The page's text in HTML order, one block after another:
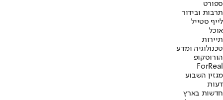
ספורט
תרבות ובידור
לייף סטייל
אוכל
תיירות
טכנולוגיה ומדע
הורוסקופ
ForReal
מגזין השבוע
דעות
חדשות בארץ